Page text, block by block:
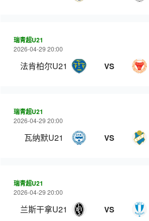
瑞青超U21
2026-04-29 20:00
法肯柏尔U21 VS
瑞青超U21
2026-04-29 20:00
瓦纳默U21 VS
瑞青超U21
2026-04-29 20:00
兰斯干拿U21 VS